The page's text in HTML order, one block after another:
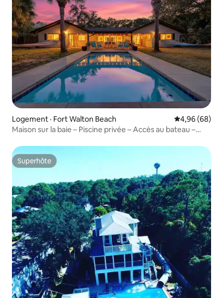
Logement · Fort Walton Beach Note
4,96 (68)
Maison sur la baie – Piscine privée – Accès au bateau –
Superhôte
Superhôte